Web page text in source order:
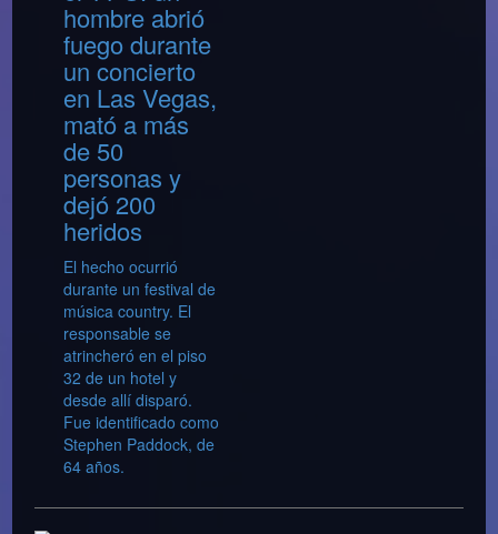
hombre abrió
fuego durante
un concierto
en Las Vegas,
mató a más
de 50
personas y
dejó 200
heridos
El hecho ocurrió
durante un festival de
música country. El
responsable se
atrincheró en el piso
32 de un hotel y
desde allí disparó.
Fue identificado como
Stephen Paddock, de
64 años.